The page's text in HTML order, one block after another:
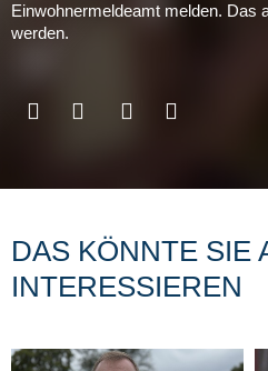
Einwohnermeldeamt melden. Das
werden.
DAS KÖNNTE SIE
INTERESSIEREN